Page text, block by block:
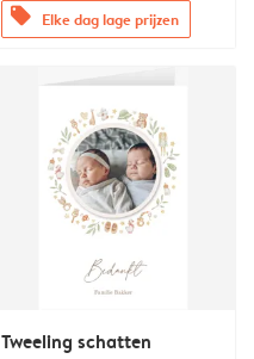
offers Elke dag lage prijzen
Tweeling schatten